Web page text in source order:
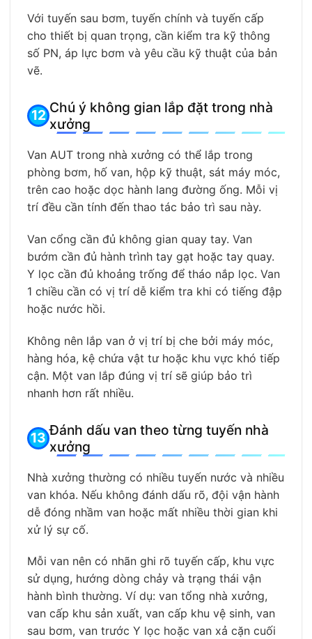
Với tuyến sau bơm, tuyến chính và tuyến cấp
cho thiết bị quan trọng, cần kiểm tra kỹ thông
số PN, áp lực bơm và yêu cầu kỹ thuật của bản
vẽ.
Chú ý không gian lắp đặt trong nhà
xưởng
Van AUT trong nhà xưởng có thể lắp trong
phòng bơm, hố van, hộp kỹ thuật, sát máy móc,
trên cao hoặc dọc hành lang đường ống. Mỗi vị
trí đều cần tính đến thao tác bảo trì sau này.
Van cổng cần đủ không gian quay tay. Van
bướm cần đủ hành trình tay gạt hoặc tay quay.
Y lọc cần đủ khoảng trống để tháo nắp lọc. Van
1 chiều cần có vị trí dễ kiểm tra khi có tiếng đập
hoặc nước hồi.
Không nên lắp van ở vị trí bị che bởi máy móc,
hàng hóa, kệ chứa vật tư hoặc khu vực khó tiếp
cận. Một van lắp đúng vị trí sẽ giúp bảo trì
nhanh hơn rất nhiều.
Đánh dấu van theo từng tuyến nhà
xưởng
Nhà xưởng thường có nhiều tuyến nước và nhiều
van khóa. Nếu không đánh dấu rõ, đội vận hành
dễ đóng nhầm van hoặc mất nhiều thời gian khi
xử lý sự cố.
Mỗi van nên có nhãn ghi rõ tuyến cấp, khu vực
sử dụng, hướng dòng chảy và trạng thái vận
hành bình thường. Ví dụ: van tổng nhà xưởng,
van cấp khu sản xuất, van cấp khu vệ sinh, van
sau bơm, van trước Y lọc hoặc van xả cặn cuối